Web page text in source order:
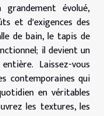
évolué,
et d'exigences des
de bain, le tapis de
il devient un
Laissez-vous
contemporaines qui
en véritables
les textures, les